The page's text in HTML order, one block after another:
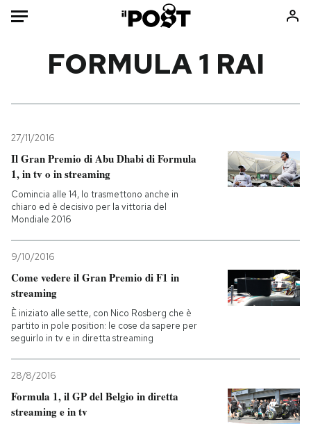
Mondo
Politica
Tecnologia
Internet
Scienza
Economia
Sport
Consumismi
Ok Boomer!
Mondiali calcio 2026
PODCAST
NEWSLETTER
FORMULA 1 RAI
27/11/2016
Il Gran Premio di Abu Dhabi di Formula
1, in tv o in streaming
Comincia alle 14, lo trasmettono anche in
chiaro ed è decisivo per la vittoria del
Mondiale 2016
9/10/2016
Come vedere il Gran Premio di F1 in
streaming
È iniziato alle sette, con Nico Rosberg che è
partito in pole position: le cose da sapere per
seguirlo in tv e in diretta streaming
28/8/2016
Formula 1, il GP del Belgio in diretta
streaming e in tv